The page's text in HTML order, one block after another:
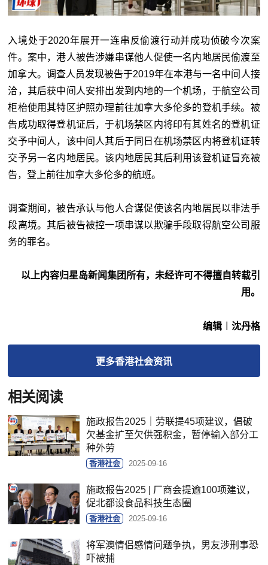
入境处于2020年展开一连串反偷渡行动并成功侦破今次案
件。案中，港人被告涉嫌串谋他人促使一名内地居民偷渡至
加拿大。调查人员发现被告于2019年在本港与一名中间人接
洽，其后获中间人安排出发到内地的一个机场，于航空公司
柜枱使用其特区护照办理前往加拿大多伦多的登机手续。被
告成功取得登机证后，于机场禁区内将印有其姓名的登机证
交予中间人，该中间人其后于同日在机场禁区内将登机证转
交予另一名内地居民。该内地居民其后利用该登机证冒充被
告，登上前往加拿大多伦多的航班。
调查期间，被告承认与他人合谋促使该名内地居民以非法手
段离境。其后被告被控一项串谋以欺骗手段取得航空公司服
务的罪名。
以上内容归星岛新闻集团所有，未经许可不得擅自转载引
用。
编辑︱沈丹格
更多香港社会资讯
相关阅读
施政报告2025｜劳联提45项建议，倡破
欠基金扩至欠供强积金，暂停输入部分工
种外劳
香港社会 2025-09-16
施政报告2025 | 厂商会提逾100项建议，
促北都设食品科技生态圈
香港社会 2025-09-16
将军澳情侣感情问题争执，男友涉刑事恐
吓被捕